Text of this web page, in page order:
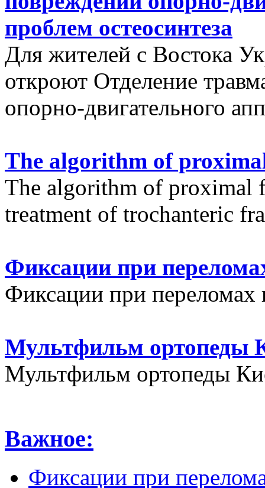
проблем остеосинтеза
Для жителей с Востока
откроют Отделение
опорно-двигательного
The algorithm of
The algorithm of proximal
treatment of trochanteric
Фиксации при
Фиксации при переломах
Мультфильм ортопеды
Мультфильм ортопеды
Важное:
Фиксации при